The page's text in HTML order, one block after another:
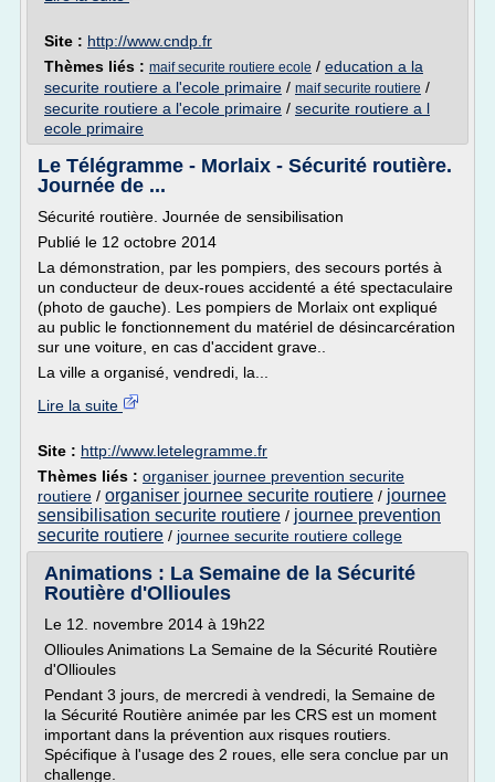
Site : http://www.cndp.fr
Thèmes liés : maif securite routiere ecole / education a la
securite routiere a l'ecole primaire / maif securite routiere /
securite routiere a l'ecole primaire / securite routiere a l
ecole primaire
Le Télégramme - Morlaix - Sécurité routière.
Journée de ...
Sécurité routière. Journée de sensibilisation
Publié le 12 octobre 2014
La démonstration, par les pompiers, des secours portés à
un conducteur de deux-roues accidenté a été spectaculaire
(photo de gauche). Les pompiers de Morlaix ont expliqué
au public le fonctionnement du matériel de désincarcération
sur une voiture, en cas d'accident grave..
La ville a organisé, vendredi, la...
Lire la suite
Site : http://www.letelegramme.fr
Thèmes liés : organiser journee prevention securite
routiere / organiser journee securite routiere / journee
sensibilisation securite routiere / journee prevention
securite routiere / journee securite routiere college
Animations : La Semaine de la Sécurité
Routière d'Ollioules
Le 12. novembre 2014 à 19h22
Ollioules Animations La Semaine de la Sécurité Routière
d'Ollioules
Pendant 3 jours, de mercredi à vendredi, la Semaine de
la Sécurité Routière animée par les CRS est un moment
important dans la prévention aux risques routiers.
Spécifique à l'usage des 2 roues, elle sera conclue par un
challenge.